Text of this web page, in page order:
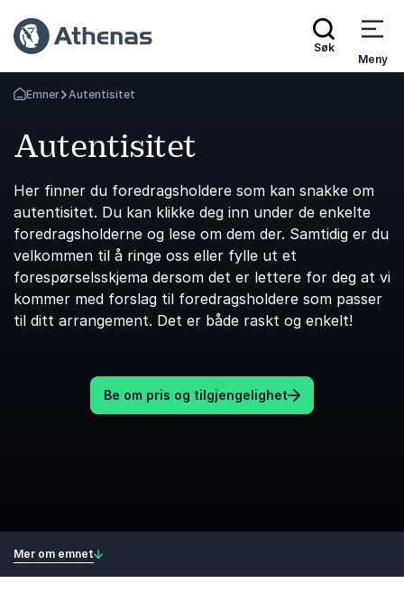
Søk
Meny
Gå tilbake til startsiden
Emner Autentisitet
Autentisitet
Her finner du foredragsholdere som kan snakke om
autentisitet. Du kan klikke deg inn under de enkelte
foredragsholderne og lese om dem der. Samtidig er du
velkommen til å ringe oss eller fylle ut et
forespørselsskjema dersom det er lettere for deg at vi
kommer med forslag til foredragsholdere som passer
til ditt arrangement. Det er både raskt og enkelt!
Be om pris og tilgjengelighet
Mer om emnet